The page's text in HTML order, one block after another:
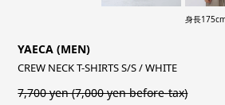
身長
YAECA (MEN)
CREW NECK T-SHIRTS S/S / WHITE
7,700 yen (7,000 yen before-tax)